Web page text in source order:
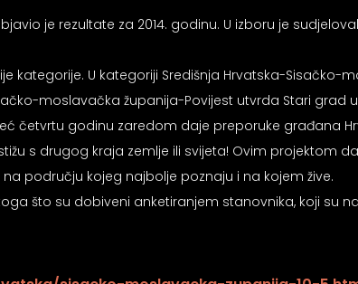
je rezultate za 2014. godinu. U izboru je
kategorije. U kategoriji Središnja Hrvatska-
moslavačka županija-Povijest utvrda Stari grad
već četvrtu godinu zaredom daje preporuke
s drugog kraja zemlje ili svijeta! Ovim
području kojeg najbolje poznaju i na kojem žive.
što su dobiveni anketiranjem stanovnika, koji su